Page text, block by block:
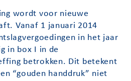
wordt voor nieuwe
Vanaf 1 januari 2014
in het jaar
in box I in de
betrokken. Dit betekent
“gouden handdruk” niet